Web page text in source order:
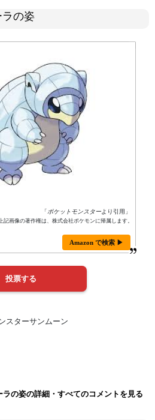
の姿
「ポケットモンスターより引用」
記画像の著作権は、株式会社ポケモンに帰属します。
Amazon で検索 ▶
スターサンムーン
ラの姿の詳細・すべてのコメントを見る